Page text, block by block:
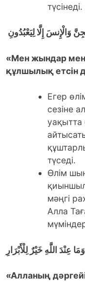
وَالْإِنسَ إِلَّا لِيَعْبُدُونِ
«Мен жындар
құлшылық етсін
Егер
сезіне
уақытта
түседі.
Өлім
мәңгі
Алла
وَمَا عِنْدَ اللَّهِ خَيْرٌ لِلْأَبْرَارِ
«Алланың